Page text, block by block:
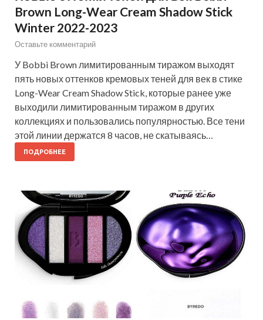
Brown Long-Wear Cream Shadow Stick
Winter 2022-2023
Оставьте комментарий
У Bobbi Brown лимитированным тиражом выходят
пять новых оттенков кремовых теней для век в стике
Long-Wear Cream Shadow Stick, которые ранее уже
выходили лимитированным тиражом в других
коллекциях и пользовались популярностью. Все тени
этой линии держатся 8 часов, не скатываясь…
ПОДРОБНЕЕ